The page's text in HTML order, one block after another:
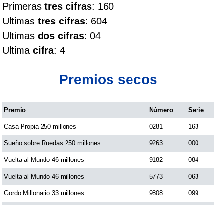
Caribeña Noche
Chontico Día
Culona noche
Dorado Mañana
Dorado Tarde
Primeras tres cifras: 160
Ultimas tres cifras: 604
Ultimas dos cifras: 04
Ultima cifra: 4
Premios secos
Premio Número Serie
Casa Propia 250 millones 0281 163
Sueño sobre Ruedas 250 millones 9263 000
Vuelta al Mundo 46 millones 9182 084
Vuelta al Mundo 46 millones 5773 063
Gordo Millonario 33 millones 9808 099